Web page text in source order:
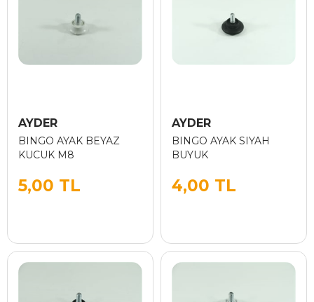
AYDER
BINGO AYAK BEYAZ
KUCUK M8
5,00 TL
AYDER
BINGO AYAK SIYAH
BUYUK
4,00 TL